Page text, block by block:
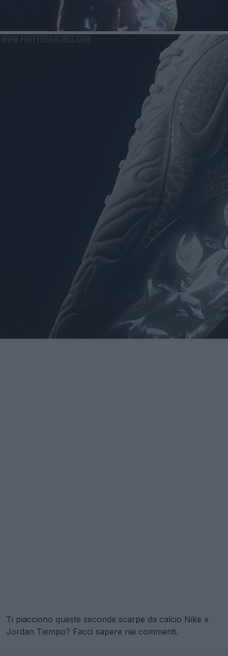
Ti piacciono queste seconde scarpe da calcio Nike x
Jordan Tiempo? Facci sapere nei commenti.